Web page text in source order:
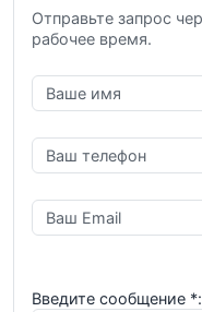
Отправьте запрос
рабочее время.
Введите сообщение *: